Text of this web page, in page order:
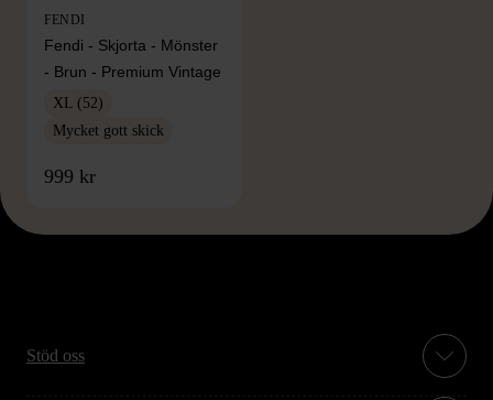
FENDI
Fendi - Skjorta - Mönster
- Brun - Premium Vintage
XL (52)
Mycket gott skick
999 kr
Stöd oss